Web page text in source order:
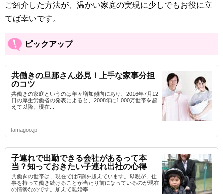
ご紹介した方法が、温かい家庭の実現に少しでもお役に立
てば幸いです。
ピックアップ
共働きの旦那さん必見！上手な家事分担
のコツ
共働きの家庭というのは年々増加傾向にあり、2016年7月12
日の厚生労働省の発表によると、2008年に1,000万世帯を超
えて以降、現在...
tamagoo.jp
子連れで出勤できる会社があるって本
当？知っておきたい子連れ出社の心得
共働きの世帯は、現在では5割を超えています。母親が、仕
事を持って働き続けることが当たり前になっているのが現在
の情勢なのです。加えて離婚率...